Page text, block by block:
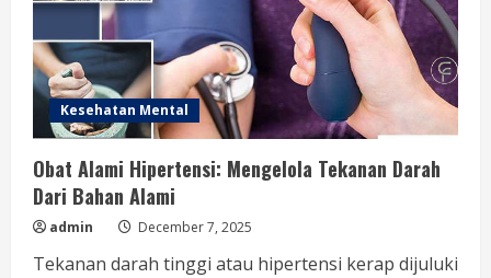
Kesehatan Mental
Obat Alami Hipertensi: Mengelola Tekanan Darah
Dari Bahan Alami
admin December 7, 2025
Tekanan darah tinggi atau hipertensi kerap dijuluki